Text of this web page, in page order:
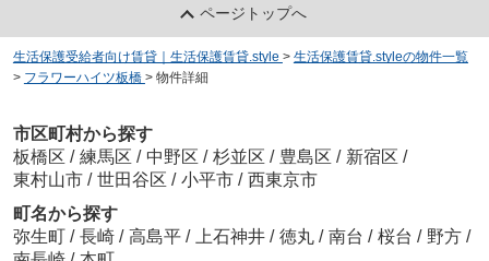
ページトップへ
生活保護受給者向け賃貸｜生活保護賃貸.style > 生活保護賃貸.styleの物件一覧
> フラワーハイツ板橋 > 物件詳細
市区町村から探す
板橋区 / 練馬区 / 中野区 / 杉並区 / 豊島区 / 新宿区 /
東村山市 / 世田谷区 / 小平市 / 西東京市
町名から探す
弥生町 / 長崎 / 高島平 / 上石神井 / 徳丸 / 南台 / 桜台 / 野方 /